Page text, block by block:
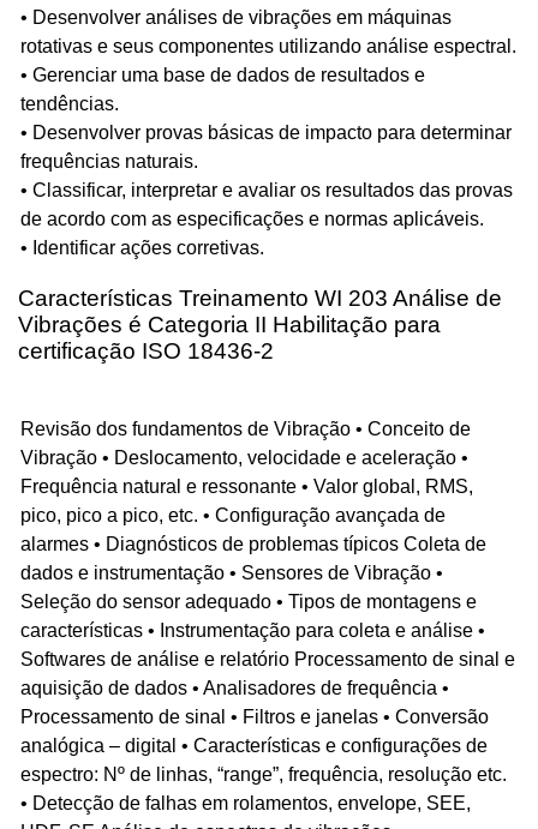
• Desenvolver análises de vibrações em máquinas
rotativas e seus componentes utilizando análise espectral.
• Gerenciar uma base de dados de resultados e
tendências.
• Desenvolver provas básicas de impacto para determinar
frequências naturais.
• Classificar, interpretar e avaliar os resultados das provas
de acordo com as especificações e normas aplicáveis.
• Identificar ações corretivas.
Características Treinamento WI 203 Análise de
Vibrações é Categoria II Habilitação para
certificação ISO 18436-2
Revisão dos fundamentos de Vibração • Conceito de
Vibração • Deslocamento, velocidade e aceleração •
Frequência natural e ressonante • Valor global, RMS,
pico, pico a pico, etc. • Configuração avançada de
alarmes • Diagnósticos de problemas típicos Coleta de
dados e instrumentação • Sensores de Vibração •
Seleção do sensor adequado • Tipos de montagens e
características • Instrumentação para coleta e análise •
Softwares de análise e relatório Processamento de sinal e
aquisição de dados • Analisadores de frequência •
Processamento de sinal • Filtros e janelas • Conversão
analógica – digital • Características e configurações de
espectro: Nº de linhas, “range”, frequência, resolução etc.
• Detecção de falhas em rolamentos, envelope, SEE,